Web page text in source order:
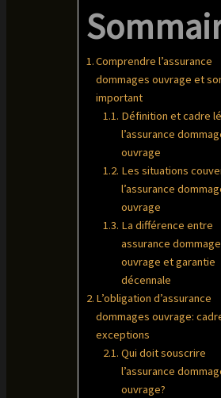
Comprendre l’assurance
dommages ouvrage et
important
Définition et cadre
l’assurance
ouvrage
Les situations
l’assurance
ouvrage
La différence entre
assurance
ouvrage et garantie
décennale
L’obligation d’assurance
dommages ouvrage:
exceptions
Qui doit souscrire
l’assurance
ouvrage?